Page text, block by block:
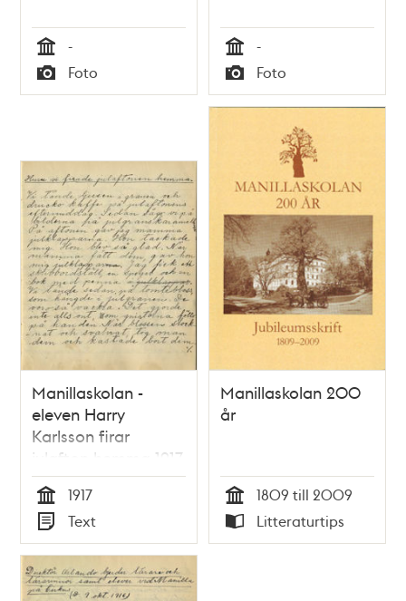
Tid
-
Typ
Foto Tid
-
Typ
Foto
Manillaskolan -
eleven Harry
Karlsson firar
julafton hemma 1917
Tid
1917
Typ
Text
Manillaskolan 200
år
Tid
1809 till 2009
Typ
Litteraturtips